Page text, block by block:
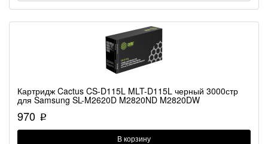
Картридж Cactus CS-D115L MLT-D115L черный 3000стр
для Samsung SL-M2620D M2820ND M2820DW
970 p
В корзину